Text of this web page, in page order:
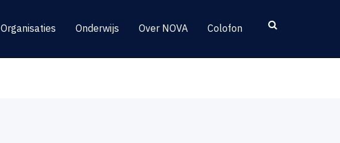
Organisaties Onderwijs Over NOVA Colofon